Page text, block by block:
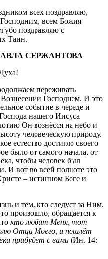
всех поздравляю,
всем Божия
поздравляю с
Таин.
СЕРЖАНТОВА
переживать
Господнем. И это
событие в череде и
нашего Иисуса
Он вознёсся на небо и
человеческую природу.
естество достигло своего
было от самого начала, от
чтобы человек был
И вот во всей полноте это
– истинном Боге и
и тем, кто следует за Ним.
произошло, обращается к
кто любит Меня, тот
Отца Моего, и пошлёт
прибудет с вами (Ин. 14: